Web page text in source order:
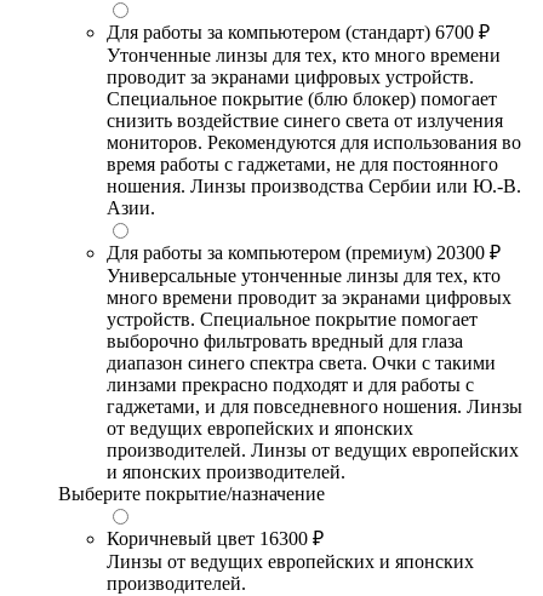
Для работы за компьютером (стандарт) 6700 ₽
Утонченные линзы для тех, кто много времени
проводит за экранами цифровых устройств.
Специальное покрытие (блю блокер) помогает
снизить воздействие синего света от излучения
мониторов. Рекомендуются для использования во
время работы с гаджетами, не для постоянного
ношения. Линзы производства Сербии или Ю.-В.
Азии.
Для работы за компьютером (премиум) 20300 ₽
Универсальные утонченные линзы для тех, кто
много времени проводит за экранами цифровых
устройств. Специальное покрытие помогает
выборочно фильтровать вредный для глаза
диапазон синего спектра света. Очки с такими
линзами прекрасно подходят и для работы с
гаджетами, и для повседневного ношения. Линзы
от ведущих европейских и японских
производителей. Линзы от ведущих европейских
и японских производителей.
Выберите покрытие/назначение
Коричневый цвет 16300 ₽
Линзы от ведущих европейских и японских
производителей.